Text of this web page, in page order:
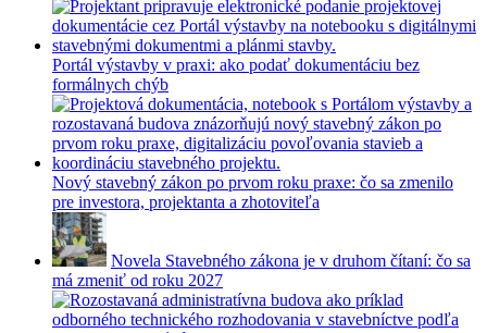
Portál výstavby v praxi: ako podať dokumentáciu bez
formálnych chýb
Nový stavebný zákon po prvom roku praxe: čo sa zmenilo
pre investora, projektanta a zhotoviteľa
Novela Stavebného zákona je v druhom čítaní: čo sa
má zmeniť od roku 2027